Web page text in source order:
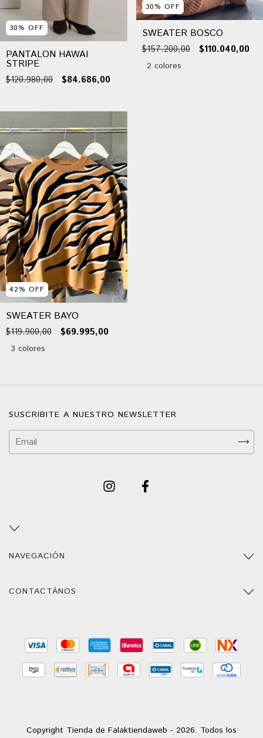
30% OFF
PANTALON HAWAI
STRIPE
$120.980,00 $84.686,00
30% OFF
SWEATER BOSCO
$157.200,00 $110.040,00
2 colores
42% OFF
SWEATER BAYO
$119.900,00 $69.995,00
3 colores
SUSCRIBITE A NUESTRO NEWSLETTER
NAVEGACIÓN
CONTACTÁNOS
Copyright Tienda de Falaktiendaweb - 2026. Todos los